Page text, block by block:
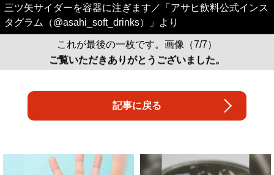
三ツ矢サイダーを容器に注ぎます／「アサヒ飲料公式インス
タグラム（@asahi_soft_drinks）」より
これが最後の一枚です。画像（7/7）
ご覧いただきありがとうございました。
記事に戻る